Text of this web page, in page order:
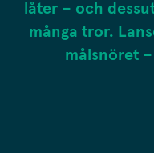
låter – och
många tror.
målsnöret